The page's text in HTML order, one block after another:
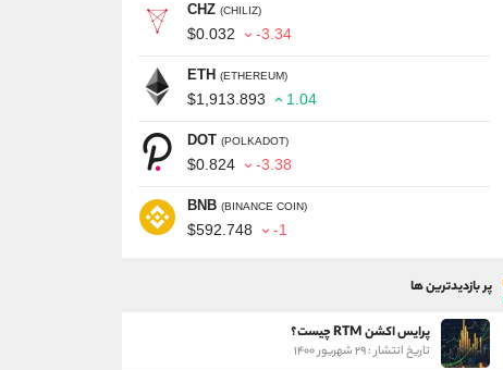
CHZ (CHILIZ)
$0.032 -3.34
ETH (ETHEREUM)
$1,913.893 1.04
DOT (POLKADOT)
$0.824 -3.38
BNB (BINANCE COIN)
$592.748 -1
پر بازدیدترین ها
پرایس اکشن RTM چیست؟
تاریخ انتشار : ۲۹ شهریور ۱۴۰۰